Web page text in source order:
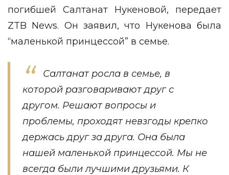
погибшей Салтанат Нукеновой, передает
ZTB News. Он заявил, что Нукенова была
“маленькой принцессой” в семье.
Салтанат росла в семье, в
которой разговаривают друг с
другом. Решают вопросы и
проблемы, проходят невзгоды крепко
держась друг за друга. Она была
нашей маленькой принцессой. Мы не
всегда были лучшими друзьями. К